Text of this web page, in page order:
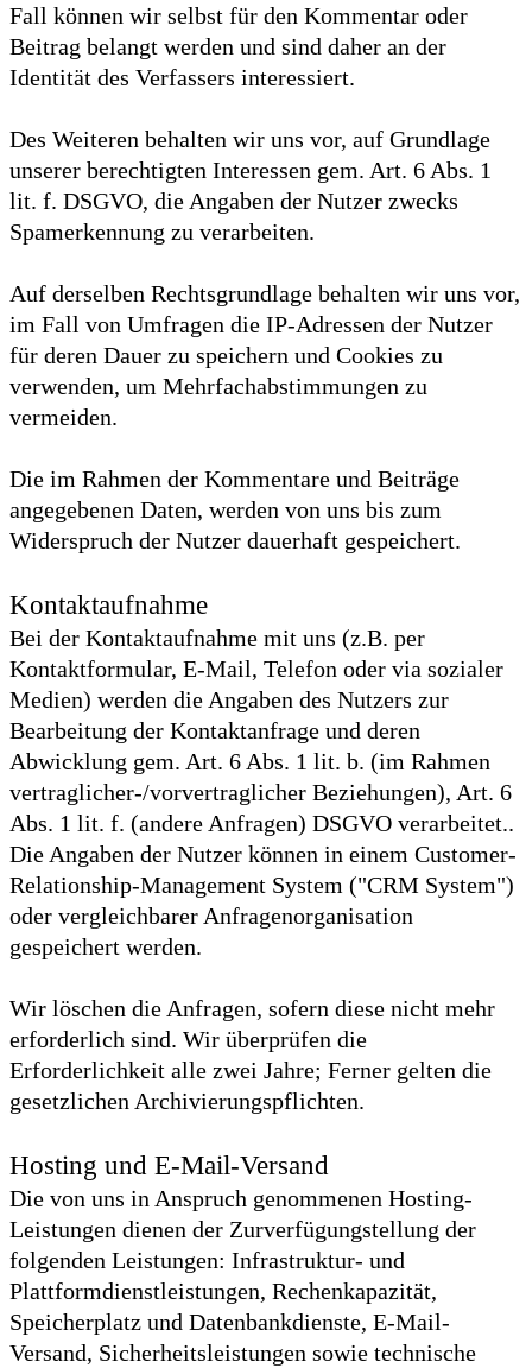
Fall können wir selbst für den Kommentar oder
Beitrag belangt werden und sind daher an der
Identität des Verfassers interessiert.
Des Weiteren behalten wir uns vor, auf Grundlage
unserer berechtigten Interessen gem. Art. 6 Abs. 1
lit. f. DSGVO, die Angaben der Nutzer zwecks
Spamerkennung zu verarbeiten.
Auf derselben Rechtsgrundlage behalten wir uns vor,
im Fall von Umfragen die IP-Adressen der Nutzer
für deren Dauer zu speichern und Cookies zu
verwenden, um Mehrfachabstimmungen zu
vermeiden.
Die im Rahmen der Kommentare und Beiträge
angegebenen Daten, werden von uns bis zum
Widerspruch der Nutzer dauerhaft gespeichert.
Kontaktaufnahme
Bei der Kontaktaufnahme mit uns (z.B. per
Kontaktformular, E-Mail, Telefon oder via sozialer
Medien) werden die Angaben des Nutzers zur
Bearbeitung der Kontaktanfrage und deren
Abwicklung gem. Art. 6 Abs. 1 lit. b. (im Rahmen
vertraglicher-/vorvertraglicher Beziehungen), Art. 6
Abs. 1 lit. f. (andere Anfragen) DSGVO verarbeitet..
Die Angaben der Nutzer können in einem Customer-
Relationship-Management System ("CRM System")
oder vergleichbarer Anfragenorganisation
gespeichert werden.
Wir löschen die Anfragen, sofern diese nicht mehr
erforderlich sind. Wir überprüfen die
Erforderlichkeit alle zwei Jahre; Ferner gelten die
gesetzlichen Archivierungspflichten.
Hosting und E-Mail-Versand
Die von uns in Anspruch genommenen Hosting-
Leistungen dienen der Zurverfügungstellung der
folgenden Leistungen: Infrastruktur- und
Plattformdienstleistungen, Rechenkapazität,
Speicherplatz und Datenbankdienste, E-Mail-
Versand, Sicherheitsleistungen sowie technische